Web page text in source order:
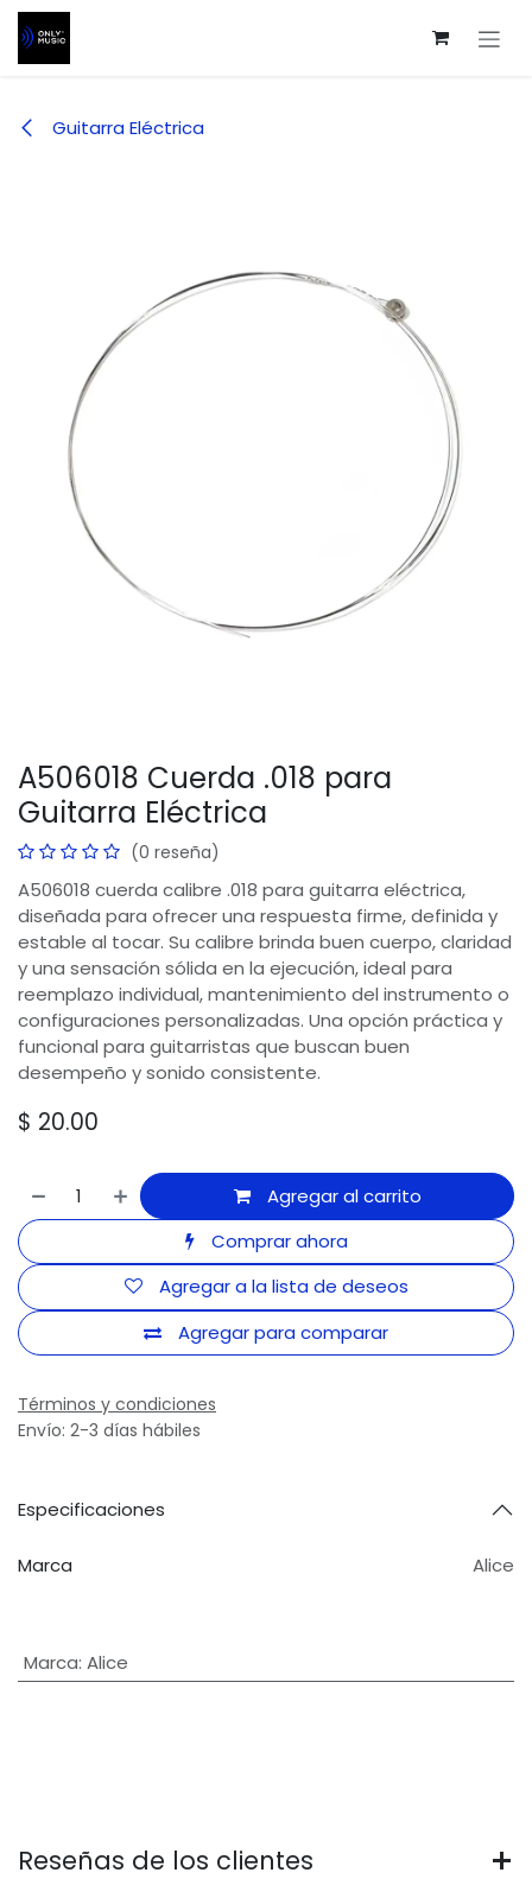
Ir al contenido
Guitarra Eléctrica
A506018 Cuerda .018 para
Guitarra Eléctrica
(0 reseña)
A506018 cuerda calibre .018 para guitarra eléctrica,
diseñada para ofrecer una respuesta firme, definida y
estable al tocar. Su calibre brinda buen cuerpo, claridad
y una sensación sólida en la ejecución, ideal para
reemplazo individual, mantenimiento del instrumento o
configuraciones personalizadas. Una opción práctica y
funcional para guitarristas que buscan buen
desempeño y sonido consistente.
$ 20.00
Agregar al carrito
Comprar ahora
Agregar para comparar
Agregar a la lista de deseos
Términos y condiciones
Envío: 2-3 días hábiles
Especificaciones
Marca Alice
Marca: Alice
Reseñas de los clientes